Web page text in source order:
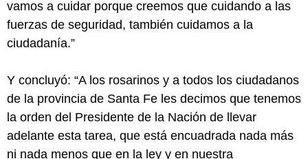
vamos a cuidar porque creemos que cuidando a las
fuerzas de seguridad, también cuidamos a la
ciudadanía.”
Y concluyó: “A los rosarinos y a todos los ciudadanos
de la provincia de Santa Fe les decimos que tenemos
la orden del Presidente de la Nación de llevar
adelante esta tarea, que está encuadrada nada más
ni nada menos que en la ley y en nuestra